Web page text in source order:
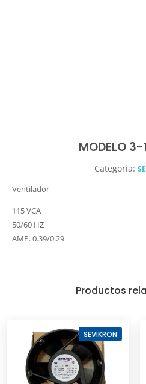
MODELO
Categoria:
Ventilador
115 VCA
50/60 HZ
AMP. 0.39/0.29
Productos
SEVIKRON